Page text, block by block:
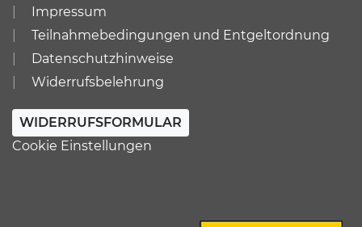
Impressum
Teilnahmebedingungen und Entgeltordnung
Datenschutzhinweise
Widerrufsbelehrung
WIDERRUFSFORMULAR
Cookie Einstellungen